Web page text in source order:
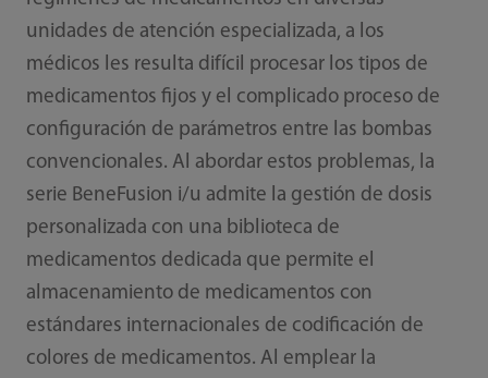
unidades de atención especializada, a los
médicos les resulta difícil procesar los tipos de
medicamentos fijos y el complicado proceso de
configuración de parámetros entre las bombas
convencionales. Al abordar estos problemas, la
serie BeneFusion i/u admite la gestión de dosis
personalizada con una biblioteca de
medicamentos dedicada que permite el
almacenamiento de medicamentos con
estándares internacionales de codificación de
colores de medicamentos. Al emplear la